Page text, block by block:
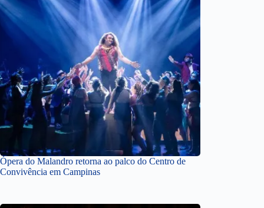
Ópera do Malandro retorna ao palco do Centro de
Convivência em Campinas